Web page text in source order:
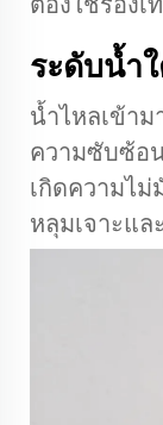
ระดับน้ำ
น้ำไหลเข้าม
ความซับซ้อ
เกิดความไ
หลุมเจาะแล